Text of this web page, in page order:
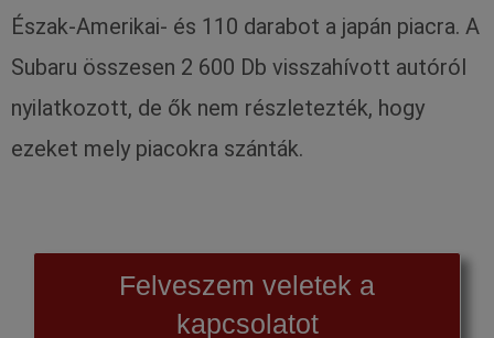
Észak-Amerikai- és 110 darabot a japán piacra. A
Subaru összesen 2 600 Db visszahívott autóról
nyilatkozott, de ők nem részletezték, hogy
ezeket mely piacokra szánták.
Felveszem veletek a
kapcsolatot